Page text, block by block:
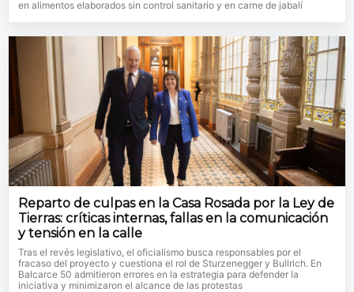
en alimentos elaborados sin control sanitario y en carne de jabalí
Reparto de culpas en la Casa Rosada por la Ley de
Tierras: críticas internas, fallas en la comunicación
y tensión en la calle
Tras el revés legislativo, el oficialismo busca responsables por el
fracaso del proyecto y cuestiona el rol de Sturzenegger y Bullrich. En
Balcarce 50 admitieron errores en la estrategia para defender la
iniciativa y minimizaron el alcance de las protestas